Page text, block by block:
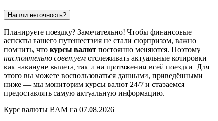
Нашли неточность?
Планируете поездку? Замечательно! Чтобы финансовые
аспекты вашего путешествия не стали сюрпризом, важно
помнить, что курсы валют постоянно меняются. Поэтому
настоятельно советуем отслеживать актуальные котировки
как накануне вылета, так и на протяжении всей поездки. Для
этого вы можете воспользоваться данными, приведёнными
ниже — мы мониторим курсы валют 24/7 и стараемся
предоставлять самую актуальную информацию.
Курс валюты BAM на 07.08.2026